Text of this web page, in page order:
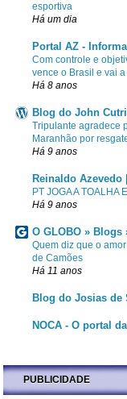
esportiva
Há um dia
Portal AZ -
Com controle e
vence o Brasil e vai a
Há 8 anos
Blog do John
Tripulante agradece
Maranhão por
Há 9 anos
Reinaldo Azevedo
PT JOGA A TOALHA
Há 9 anos
O GLOBO »
Quem diz que o
de Camões
Há 11 anos
Blog do Josias de
NOCA - O portal
PUBLICIDADE